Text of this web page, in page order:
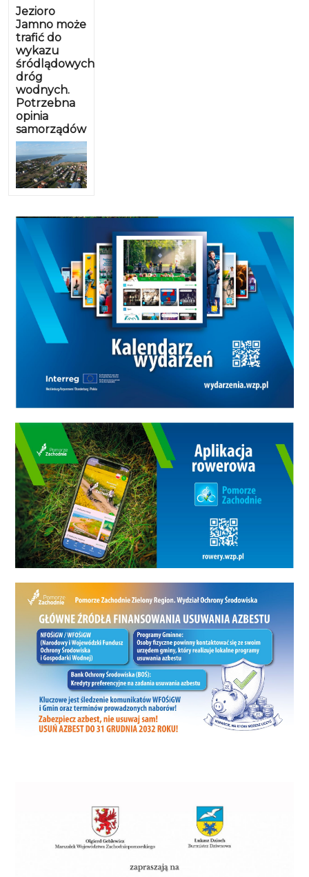
Jezioro
Jamno może
trafić do
wykazu
śródlądowych
dróg
wodnych.
Potrzebna
opinia
samorządów